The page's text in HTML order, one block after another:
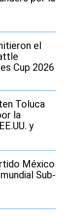
el
Cup 2026
Toluca
la
y
México
Sub-